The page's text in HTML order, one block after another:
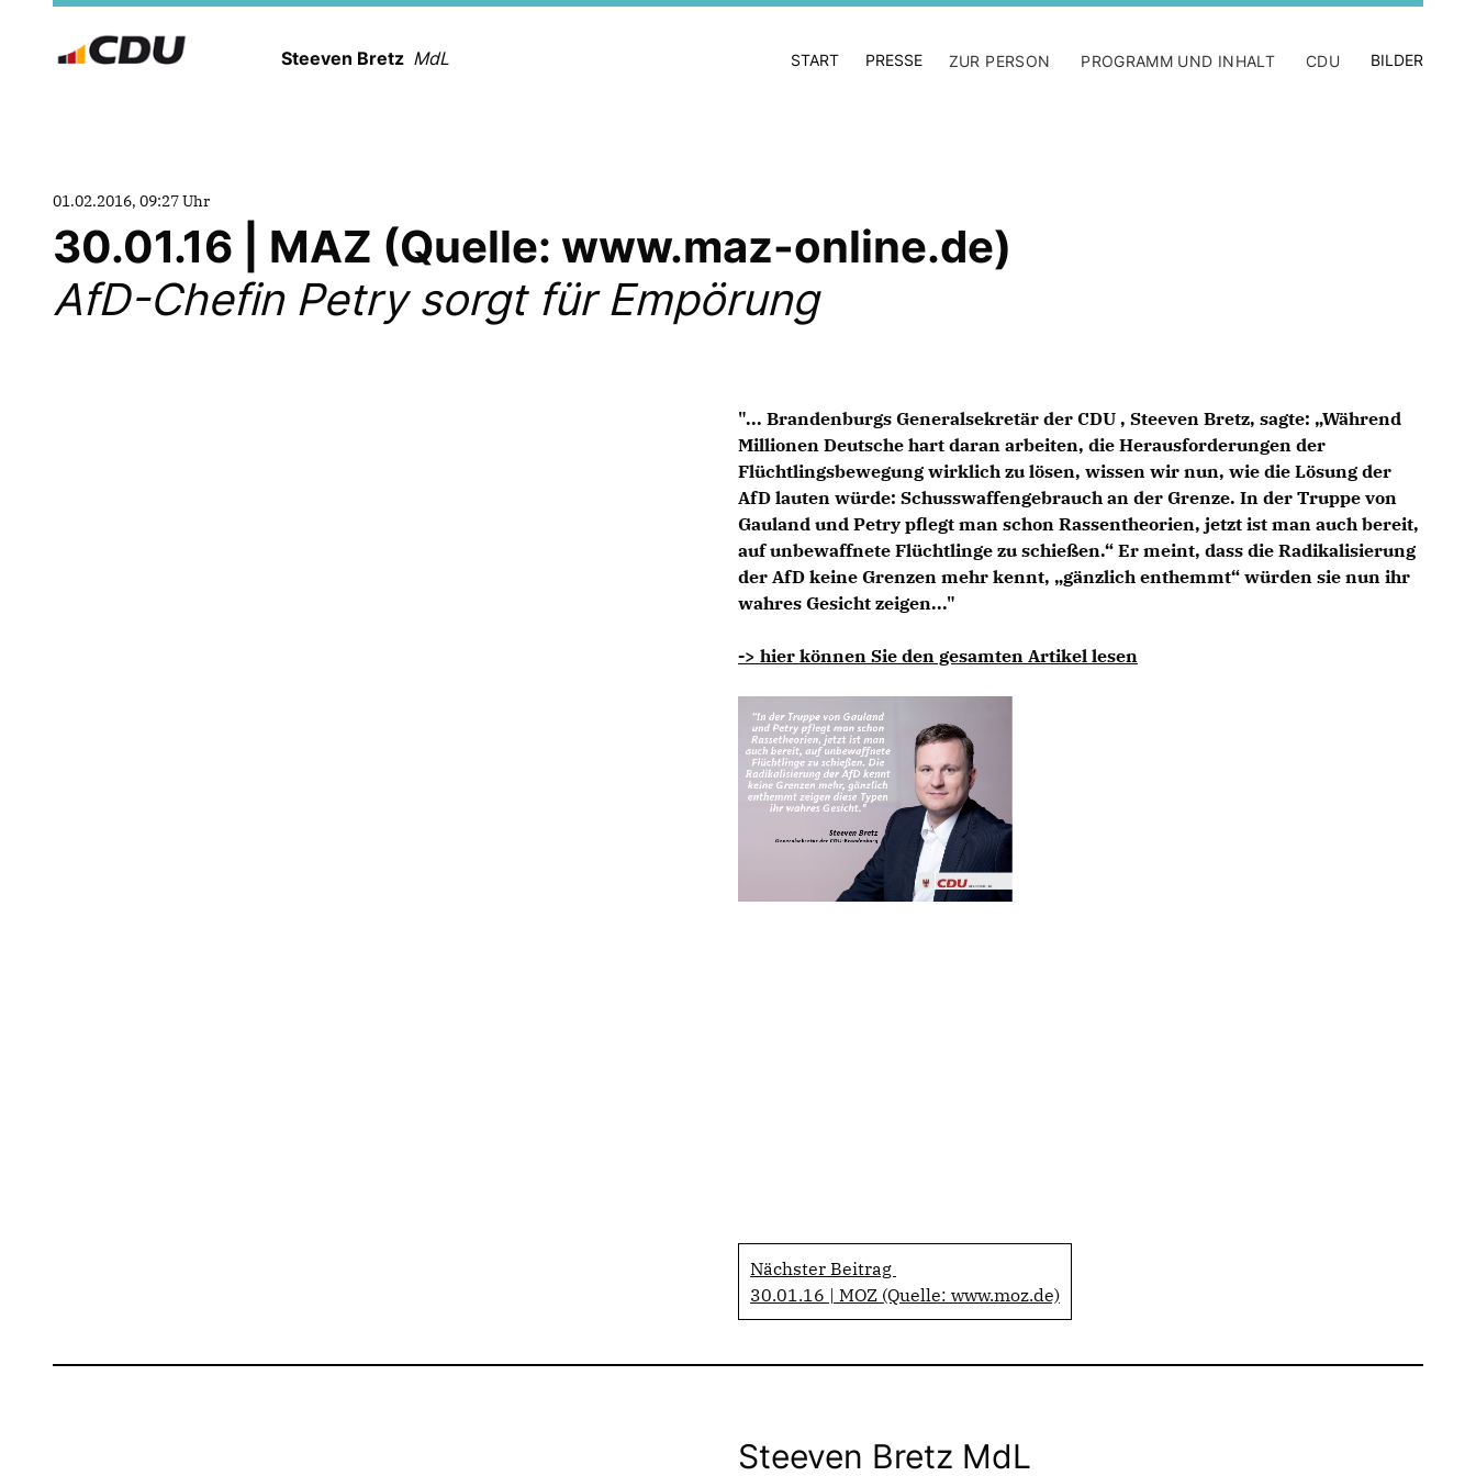
Steeven Bretz MdL START PRESSE ZUR PERSON PROGRAMM UND INHALT CDU BILDER
01.02.2016, 09:27 Uhr
30.01.16 | MAZ (Quelle: www.maz-online.de)
AfD-Chefin Petry sorgt für Empörung
"... Brandenburgs Generalsekretär der CDU , Steeven Bretz, sagte: „Während
Millionen Deutsche hart daran arbeiten, die Herausforderungen der
Flüchtlingsbewegung wirklich zu lösen, wissen wir nun, wie die Lösung der
AfD lauten würde: Schusswaffengebrauch an der Grenze. In der Truppe von
Gauland und Petry pflegt man schon Rassentheorien, jetzt ist man auch bereit,
auf unbewaffnete Flüchtlinge zu schießen.“ Er meint, dass die Radikalisierung
der AfD keine Grenzen mehr kennt, „gänzlich enthemmt“ würden sie nun ihr
wahres Gesicht zeigen..."
-> hier können Sie den gesamten Artikel lesen
Nächster Beitrag
30.01.16 | MOZ (Quelle: www.moz.de)
Steeven Bretz MdL